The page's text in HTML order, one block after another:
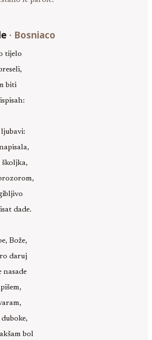
· Bosniaco
tijelo
biti
dade.
Bože,
daruj
nasade
bol